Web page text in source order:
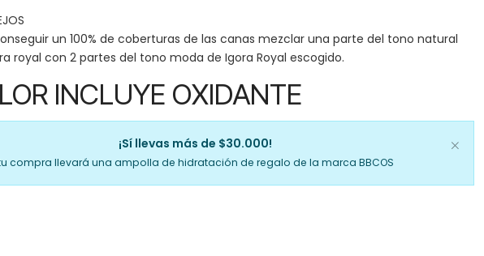
un 100% de coberturas de las canas mezclar una parte del tono natural
royal con 2 partes del tono moda de Igora Royal escogido.
INCLUYE OXIDANTE
¡Sí llevas más de $30.000!
compra llevará una ampolla de hidratación de regalo de la marca BBCOS